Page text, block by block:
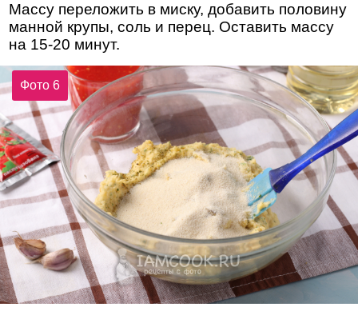
Массу переложить в миску, добавить половину
манной крупы, соль и перец. Оставить массу
на 15-20 минут.
Фото 6